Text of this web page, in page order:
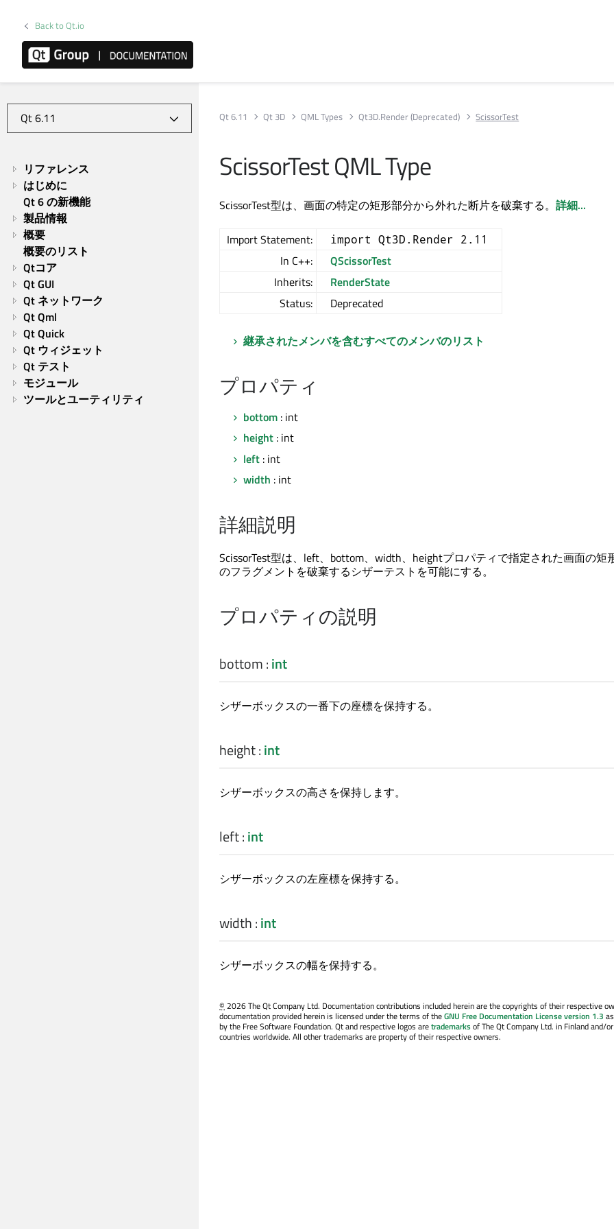
Back to Qt.io
リファレンス
はじめに
Qt 6 の新機能
製品情報
概要
概要のリスト
Qtコア
Qt GUI
Qt ネットワーク
Qt Qml
Qt Quick
Qt ウィジェット
Qt テスト
モジュール
ツールとユーティリティ
Qt 6.11 Qt 3D QML Types Qt3D.Render (Deprecated) ScissorTest
ScissorTest QML Type
ScissorTest型は、画面の特定の矩形部分から外れた断片を破棄する。 詳細...
Import Statement: import Qt3D.Render 2.11
In C++:
QScissorTest
Inherits:
RenderState
Status:
Deprecated
継承されたメンバを含むすべてのメンバのリスト
プロパティ
bottom : int
height : int
left : int
width : int
詳細説明
ScissorTest型は、left、bottom、width、heightプロパティで指定された画面の矩
のフラグメントを破棄するシザーテストを可能にする。
プロパティの説明
bottom:int
シザーボックスの一番下の座標を保持する。
height:int
シザーボックスの高さを保持します。
left:int
シザーボックスの左座標を保持する。
width:int
シザーボックスの幅を保持する。
©2026 The Qt Company Ltd. Documentation contributions included herein are the copyrights of their respective
documentation provided herein is licensed under the terms of theGNU Free Documentation License version 1.3
by the Free Software Foundation. Qt and respective logos aretrademarksof The Qt Company Ltd. in Finland and/
countries worldwide. All other trademarks are property of their respective owners.